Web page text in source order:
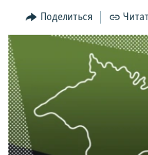
ТЕЛЕПРОЕКТ КРЫМ.РЕАЛИИ
СОВЕТЫ ПРАВОЗАЩИТНИКОВ
ПРОПАВШИЕ БЕЗ ВЕСТИ
ПОБЕДИТЕЛЕЙ НЕ СУДЯТ?
КРЫМ.НЕПОКОРЕННЫЙ
ELIFBE
Qırımtatar
ПРИСОЕДИНЯЙТЕСЬ!
Поделиться